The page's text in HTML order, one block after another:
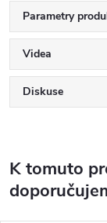
Parametry
Videa
Diskuse
K tomuto